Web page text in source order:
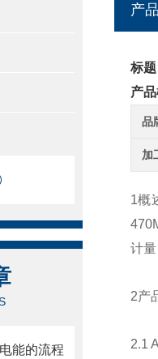
能的流程
产
标
产
品
加
1概
计
2产
2.1